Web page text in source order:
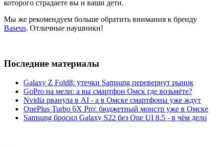
которого страдаете вы и ваши дети.
Мы же рекомендуем больше обратить внимания к бренду
Baseus. Отличные наушники!
Последние материалы
Galaxy Z Fold8: утечки Samsung перевернут рынок
GoPro на мели: а вы смартфон Омск где возьмёте?
Nvidia рванула в AI - а в Омске смартфоны уже ждут
OnePlus Turbo 6X Pro: бюджетный монстр уже в Омске
Samsung бросил Galaxy S22 без One UI 8.5 - в чём дело